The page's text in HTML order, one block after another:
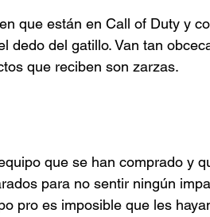
que están en Call of Duty y
dedo del gatillo. Van tan
que reciben son zarzas.
que se han comprado y
para no sentir ningún
pro es imposible que les